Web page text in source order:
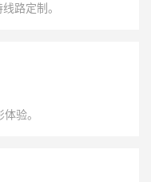
路定制。
验。